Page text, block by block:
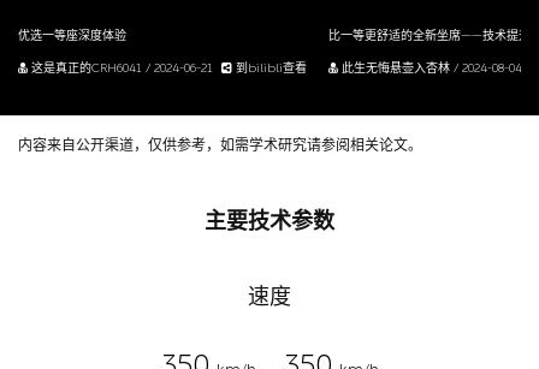
优选一等座深度体验
到bilibli查看
这是真正的CRH6041 / 2024-06-21 此生无悔悬壶入杏林 / 2024-08-04
内容来自公开渠道，仅供参考，如需学术研究请参阅相关论文。
主要技术参数
速度